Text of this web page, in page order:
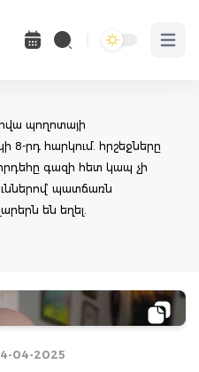
Open
պողոտայի
8-րդ հարկում. հրշեջները
գազի հետ կապ չի
պատճառն
են եղել.
04-2025